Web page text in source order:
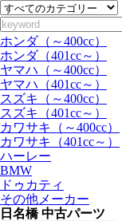
ホンダ（～400cc）
ホンダ（401cc～）
ヤマハ（～400cc）
ヤマハ（401cc～）
スズキ（～400cc）
スズキ（401cc～）
カワサキ（～400cc）
カワサキ（401cc～）
ハーレー
BMW
ドゥカティ
その他メーカー
日名橋 中古パーツ